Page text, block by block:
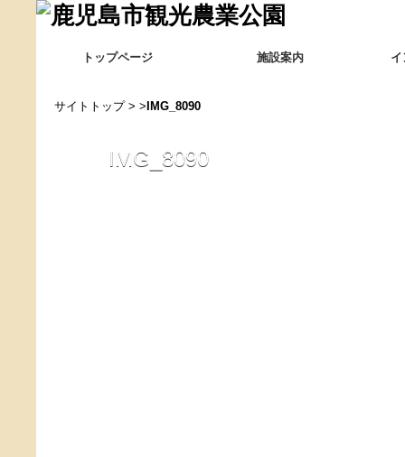
トップページ 施設案内
サイトトップ> > IMG_8090
IMG_8090